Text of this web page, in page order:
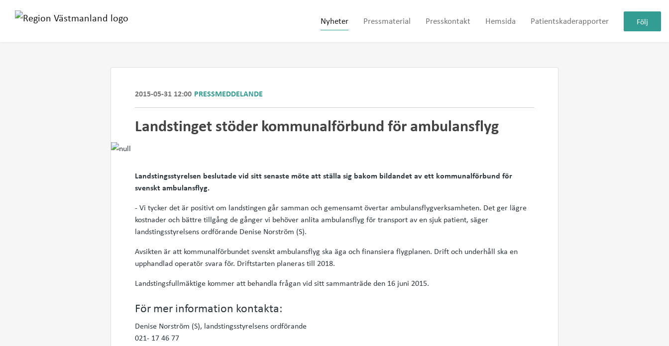
Nyheter Pressmaterial Presskontakt Hemsida Patientskaderapporter Följ
2015-05-31 12:00 PRESSMEDDELANDE
Landstinget stöder kommunalförbund för ambulansflyg
Landstingsstyrelsen beslutade vid sitt senaste möte att ställa sig bakom bildandet av ett kommunalförbund för
svenskt ambulansflyg.
- Vi tycker det är positivt om landstingen går samman och gemensamt övertar ambulansflygverksamheten. Det ger lägre
kostnader och bättre tillgång de gånger vi behöver anlita ambulansflyg för transport av en sjuk patient, säger
landstingsstyrelsens ordförande Denise Norström (S).
Avsikten är att kommunalförbundet svenskt ambulansflyg ska äga och finansiera flygplanen. Drift och underhåll ska en
upphandlad operatör svara för. Driftstarten planeras till 2018.
Landstingsfullmäktige kommer att behandla frågan vid sitt sammanträde den 16 juni 2015.
För mer information kontakta:
Denise Norström (S), landstingsstyrelsens ordförande
021- 17 46 77